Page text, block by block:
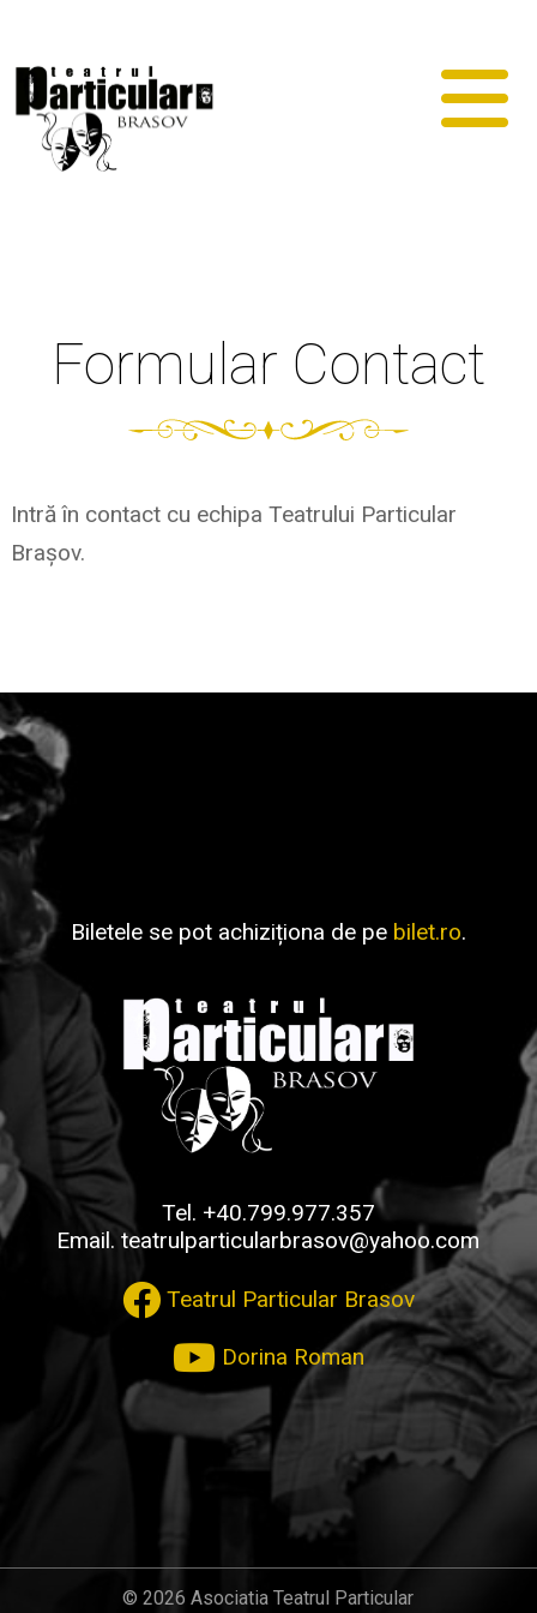
Formular Contact
Intră în contact cu echipa Teatrului Particular
Brașov.
Biletele se pot achiziționa de pe bilet.ro.
Tel. +40.799.977.357
Email.teatrulparticularbrasov@yahoo.com
Teatrul Particular Brasov
Dorina Roman
© 2026 Asociatia Teatrul Particular